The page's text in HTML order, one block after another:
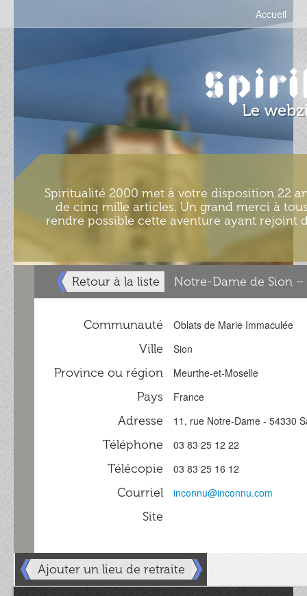
Accueil
Spiritualité 2000 met à votre disposition 22
de cinq mille articles. Un grand merci à
rendre possible cette aventure ayant rejoint
Retour à la liste Notre-Dame de Sion –
Communauté Oblats de Marie Immaculée
Ville Sion
Province ou région Meurthe-et-Moselle
Pays France
Adresse 11, rue Notre-Dame - 54330
Téléphone 03 83 25 12 22
Télécopie 03 83 25 16 12
Courriel inconnu@inconnu.com
Site
Ajouter un lieu de retraite